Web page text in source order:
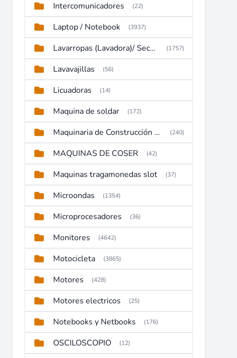
Intercomunicadores (22)
Laptop / Notebook (3937)
Lavarropas (Lavadora)/ Secadoras (1757)
Lavavajillas (56)
Licuadoras (14)
Maquina de soldar (172)
Maquinaria de Construcción (Maquinaria Pesada) (240)
MAQUINAS DE COSER (42)
Maquinas tragamonedas slot (37)
Microondas (1354)
Microprocesadores (36)
Monitores (4642)
Motocicleta (3865)
Motores (428)
Motores electricos (25)
Notebooks y Netbooks (176)
OSCILOSCOPIO (12)